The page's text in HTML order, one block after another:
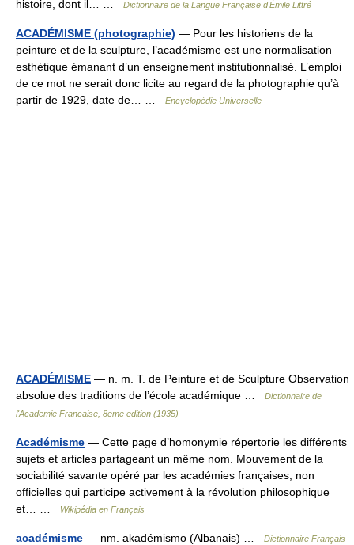
histoire, dont il… …
Dictionnaire de la Langue Française d'Émile Littré
ACADÉMISME (photographie) — Pour les historiens de la
peinture et de la sculpture, l’académisme est une normalisation
esthétique émanant d’un enseignement institutionnalisé. L’emploi
de ce mot ne serait donc licite au regard de la photographie qu’à
partir de 1929, date de… …
Encyclopédie Universelle
ACADÉMISME — n. m. T. de Peinture et de Sculpture Observation
absolue des traditions de l’école académique …
Dictionnaire de
l'Academie Francaise, 8eme edition (1935)
Académisme — Cette page d’homonymie répertorie les différents
sujets et articles partageant un même nom. Mouvement de la
sociabilité savante opéré par les académies françaises, non
officielles qui participe activement à la révolution philosophique
et… …
Wikipédia en Français
académisme — nm. akadémismo (Albanais) …
Dictionnaire Français-